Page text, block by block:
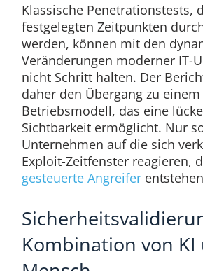
Klassische Penetrationstests,
festgelegten Zeitpunkten
werden, können mit den
Veränderungen moderner IT-
nicht Schritt halten. Der
daher den Übergang zu einem
Betriebsmodell, das eine
Sichtbarkeit ermöglicht. Nur
Unternehmen auf die sich
Exploit-Zeitfenster reagieren,
gesteuerte Angreifer
Kombination von KI